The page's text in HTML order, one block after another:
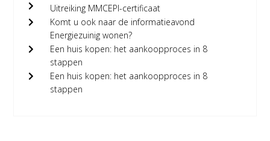
Uitreiking MMCEPI-certificaat
Komt u ook naar de informatieavond
Energiezuinig wonen?
Een huis kopen: het aankoopproces in 8
stappen
Een huis kopen: het aankoopproces in 8
stappen